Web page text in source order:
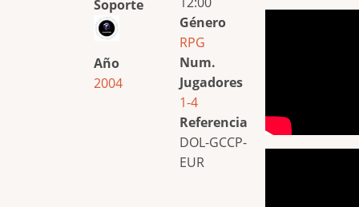
Soporte
Año
2004
Género
RPG
Num.
Jugadores
1-4
Referencia
DOL-GCCP-
EUR